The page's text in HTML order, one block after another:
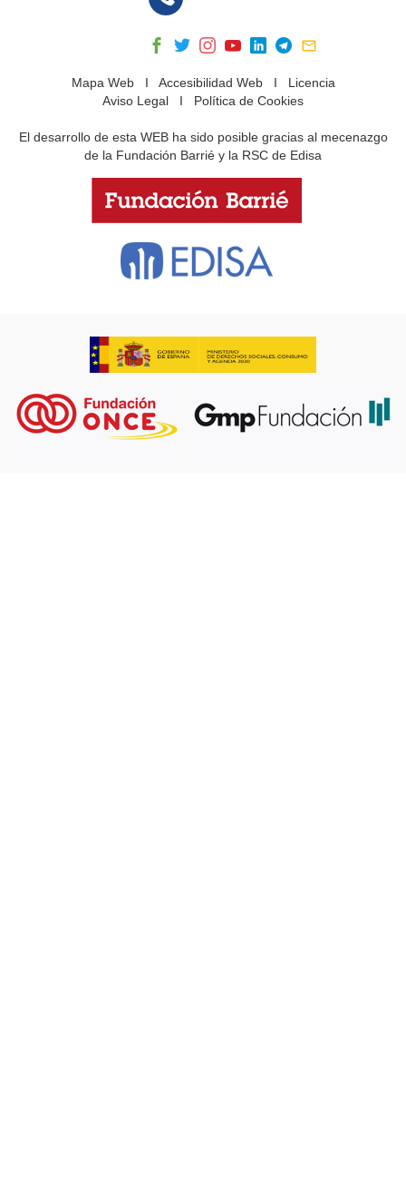
Mapa WebI Accesibilidad WebI Licencia
Aviso Legal I Política de Cookies
El desarrollo de esta WEB ha sido posible gracias al mecenazgo
de la Fundación Barrié y la RSC de Edisa